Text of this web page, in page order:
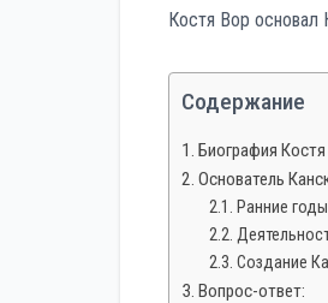
Костя Вор основал
Содержание
Биография
Основатель
Ранние
Создание
Вопрос-ответ: